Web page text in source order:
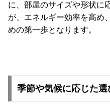
に、部屋のサイズや形状に
が、エネルギー効率を高め
めの第一歩となります。
季節や気候に応じた選